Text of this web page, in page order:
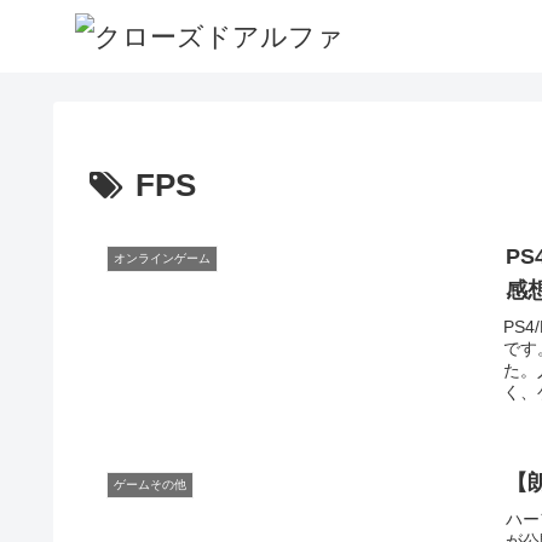
FPS
オンラインゲーム
感
です
た。
く、
ゲームその他
ハ